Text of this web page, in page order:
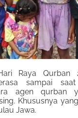
Raya Qurban
sampai
agen qurban
Khususnya
Jawa.